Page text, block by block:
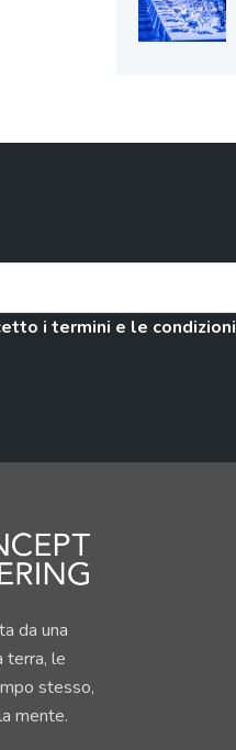
i termini e le condizioni
da una
terra, le
stesso,
mente.